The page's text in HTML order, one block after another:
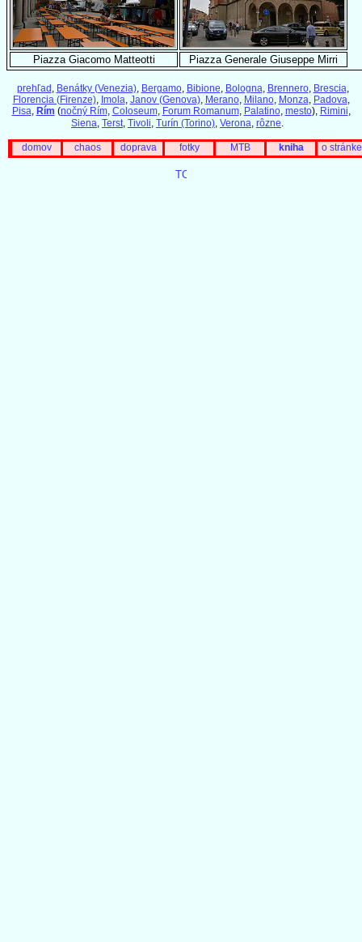
Piazza Giacomo Matteotti Piazza Generale Giuseppe Mirri
prehľad Benátky (Venezia), Bergamo, Bibione Bologna Brennero, Brescia
Florencia (Firenze), Imola Janov (Genova), Merano, Milano, Monza Padova
Pisa Rím (nočný Rím, Coloseum, Forum Romanum, Palatino, mesto), Rimini
Siena Terst Tivoli Turín (Torino) Verona rôzne
domov chaos doprava fotky MTB kniha o stránke